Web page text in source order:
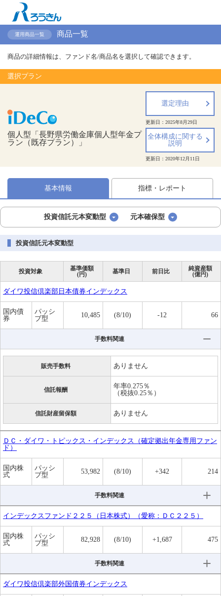
運用商品一覧 商品一覧
商品の詳細情報は、ファンド名/商品名を選択して確認できます。
選択プラン
個人型「長野県労働金庫個人型年金プ
ラン（既存プラン）」
選定理由
更新日： 2025年8月29日
全体構成に関する
説明
更新日： 2020年12月11日
基本情報 指標・レポート
投資信託元本変動型 元本確保型
投資信託元本変動型
投資対象
基準価額
(円)
基準日 前日比
純資産額
(億円)
ダイワ投信倶楽部日本債券インデックス
国内債
券
パッシ
ブ型
10,485 (8/10) -12 66
手数料関連
販売手数料 ありません
信託報酬
年率0.275％
（税抜0.25％）
信託財産留保額 ありません
ＤＣ・ダイワ・トピックス・インデックス（確定拠出年金専用ファン
ド）
国内株
式
パッシ
ブ型
53,982 (8/10) +342 214
手数料関連
インデックスファンド２２５（日本株式）（愛称：ＤＣ２２５）
国内株
式
パッシ
ブ型
82,928 (8/10) +1,687 475
手数料関連
ダイワ投信倶楽部外国債券インデックス